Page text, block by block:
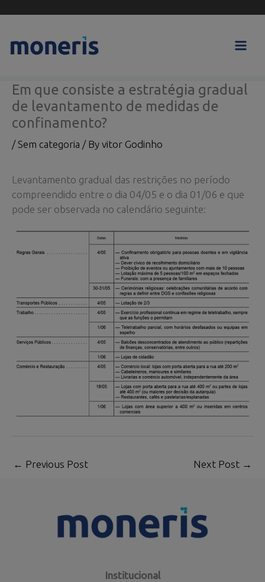
Em que consiste a estratégia gradual
de levantamento de medidas de
confinamento?
/Sem categoria / By vitor Godinho
Levantamento gradual das restrições no período
compreendido entre o dia 04/05 e o dia 01/06 e que
pode ser observada no calendário seguinte:
← Previous Post Next Post →
Institucional